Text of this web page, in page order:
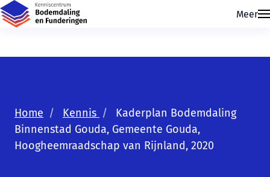
Skip navigatie
Meer
Home Kennis
Kaderplan Bodemdaling
Binnenstad Gouda, Gemeente Gouda,
Hoogheemraadschap van Rijnland, 2020